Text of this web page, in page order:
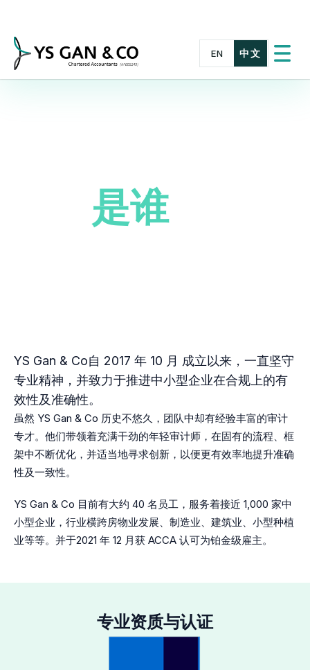
content
EN 中文
切
菜
是谁
YS Gan & Co自 2017 年 10 月 成立以来，一直坚守
专业精神，并致力于推进中小型企业在合规上的有
效性及准确性。
虽然 YS Gan & Co 历史不悠久，团队中却有经验丰富的审计
专才。他们带领着充满干劲的年轻审计师，在固有的流程、框
架中不断优化，并适当地寻求创新，以便更有效率地提升准确
性及一致性。
YS Gan & Co 目前有大约 40 名员工，服务着接近 1,000 家中
小型企业，行业横跨房物业发展、制造业、建筑业、小型种植
业等等。并于2021 年 12 月获 ACCA 认可为铂金级雇主。
专业资质与认证